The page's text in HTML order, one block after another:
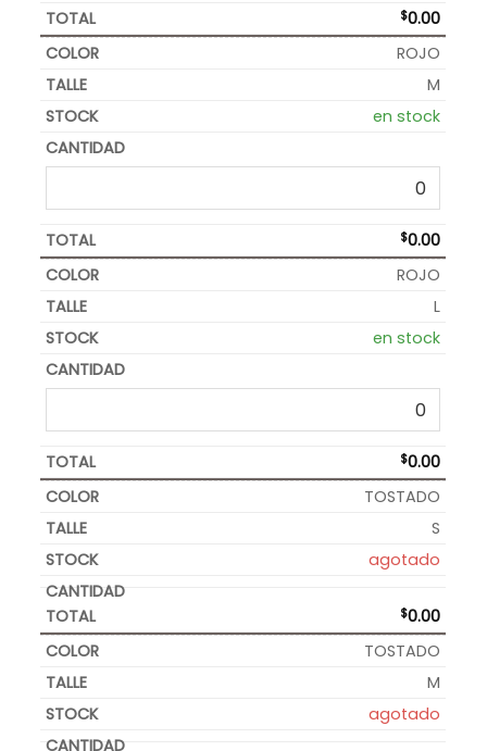
$0.00
ROJO
M
en stock
$0.00
ROJO
L
en stock
$0.00
TOSTADO
S
agotado
$0.00
TOSTADO
M
agotado